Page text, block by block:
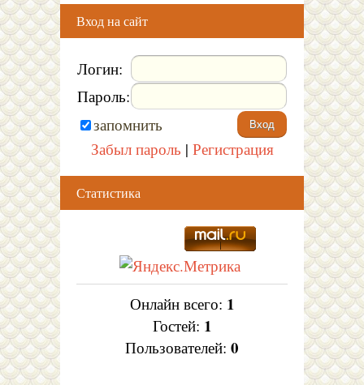
Вход на сайт
Логин:
Пароль:
запомнить
Забыл пароль | Регистрация
Статистика
Онлайн всего: 1
Гостей: 1
Пользователей: 0